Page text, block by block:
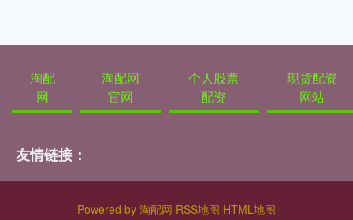
淘配
网
淘配网
官网
个人股票
配资
现货配资
网站
友情链接：
Powered by 淘配网 RSS地图 HTML地图